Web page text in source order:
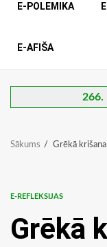
E-POLEMIKA
E-AFIŠA
266.
Sākums Grēkā krišana
E-REFLEKSIJAS
Grēkā